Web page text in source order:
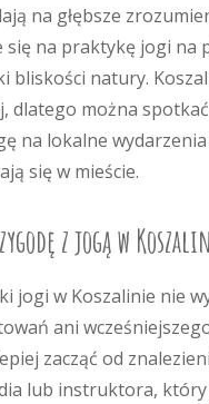
na głębsze
się na praktykę jogi na
bliskości natury.
dlatego można
na lokalne
się w mieście.
z jogą w
jogi w Koszalinie nie
ani
zacząć od
lub instruktora,